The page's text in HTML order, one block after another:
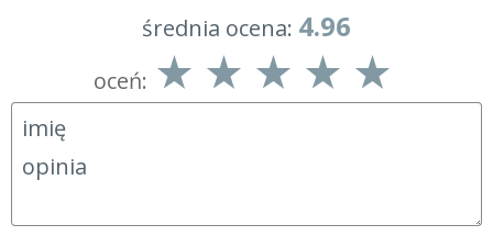
średnia ocena: 4.96
oceń: